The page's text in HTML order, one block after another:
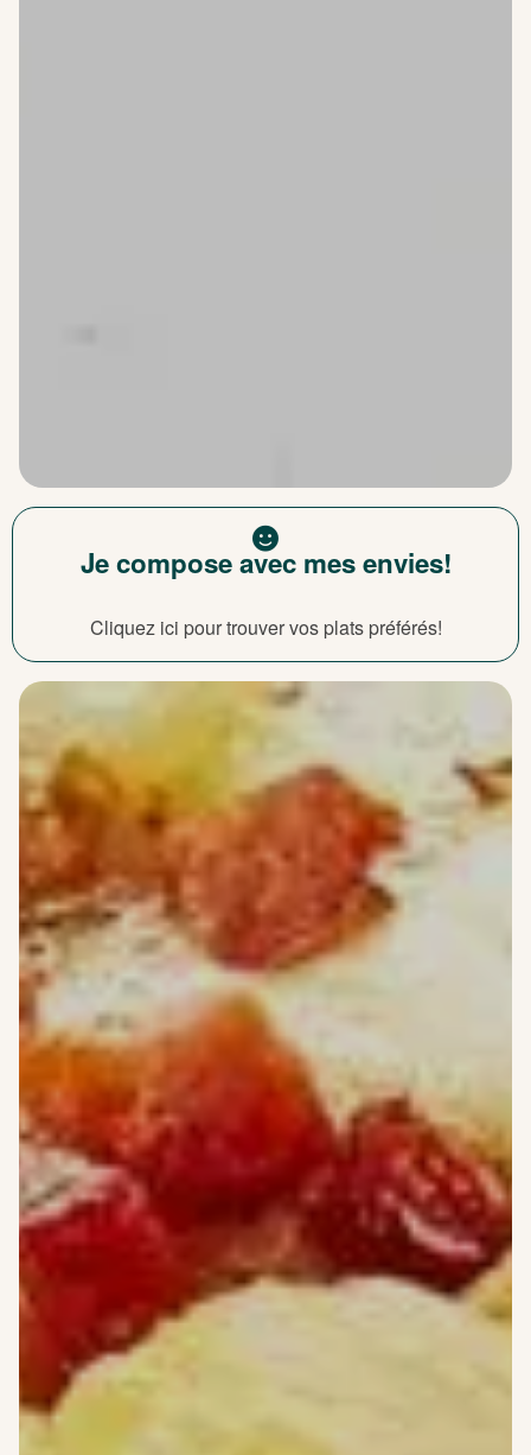
Je compose avec mes envies!
Cliquez ici pour trouver vos plats préférés!